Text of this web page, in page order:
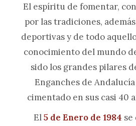
El espíritu de fomentar,
por las tradiciones,
deportivas y de todo
conocimiento del mundo
sido los grandes pilares
Enganches de
cimentado en sus casi 40
El5 de Enero de 1984